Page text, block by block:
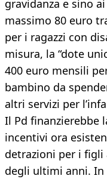
gravidanza e sino
massimo 80 euro
per i ragazzi con
misura, la “dote
400 euro mensili
bambino da
altri servizi per
Il Pd finanzierebbe
incentivi ora
detrazioni per i figli
degli ultimi anni.